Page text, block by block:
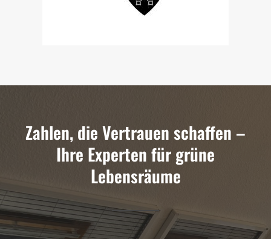
Zahlen, die Vertrauen schaffen –
Ihre Experten für grüne
Lebensräume